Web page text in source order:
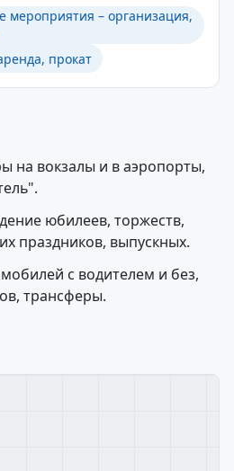
мероприятия – организация,
прокат
на вокзалы и в аэропорты,
юбилеев, торжеств,
праздников, выпускных.
с водителем и без,
трансферы.